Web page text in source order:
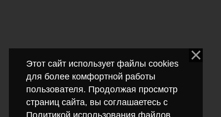
Этот сайт использует файлы cookies
для более комфортной работы
пользователя. Продолжая просмотр
страниц сайта, вы соглашаетесь с
Политикой использования файлов